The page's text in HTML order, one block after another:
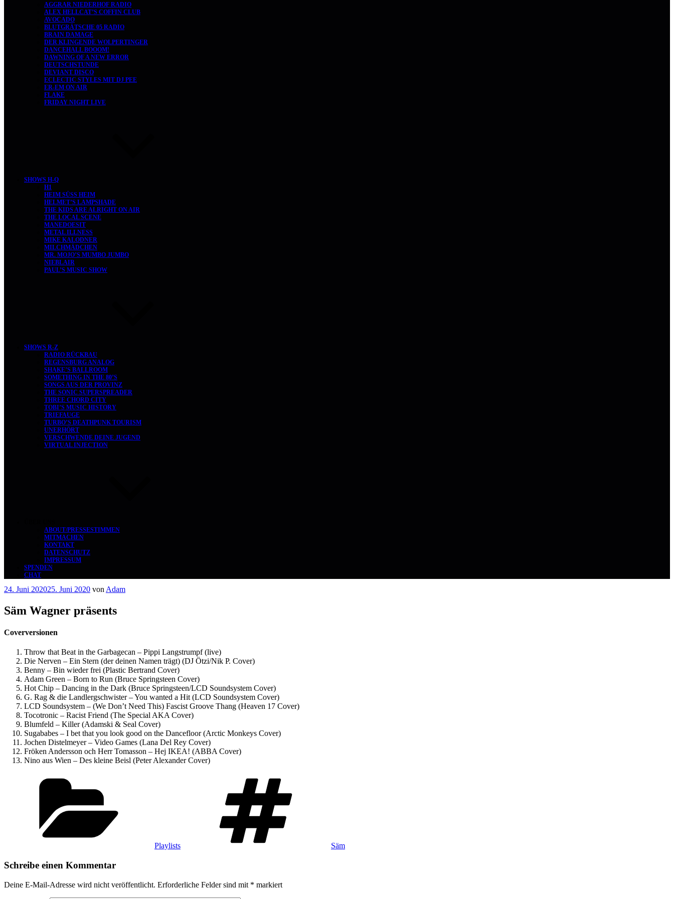
AGGRAR NIEDERHOF RADIO
ALEX HELLCAT’S COFFIN CLUB
AVOCADO
BLUTGRÄTSCHE 05 RADIO
BRAIN DAMAGE
DER KLINGENDE WOLPERTINGER
DANCEHALL BOOOM!
DAWNING OF A NEW ERROR
DEUTSCHSTUNDE
DEVIANT DISCO
ECLECTIC STYLES MIT DJ PEE
ER-EM ON AIR
FLAKE
FRIDAY NIGHT LIVE
SHOWS H-Q
H1
HEIM SÜSS HEIM
HELMET’S LAMPSHADE
THE KIDS ARE ALRIGHT ON AIR
THE LOCAL SCENE
MANEDOESIT
METAL ILLNESS
MIKE KALODNER
MILCHMÄDCHEN
MR. MOJO’S MUMBO JUMBO
NIEBLAIR
PAUL’S MUSIC SHOW
SHOWS R-Z
RADIO RÜCKBAU
REGENSBURG ANALOG
SHAKE’S BALLROOM
SOMETHING IN THE 80’S
SONGS AUS DER PROVINZ
THE SONIC SUPERSPREADER
THREE CHORD CITY
TOBI’S MUSIC HISTORY
TRIEFAUGE
TURBO’S DEATHPUNK TOURISM
UNERHÖRT
VERSCHWENDE DEINE JUGEND
VIRTUAL INJECTION
ABOUT/PRESSESTIMMEN
MITMACHEN
KONTAKT
DATENSCHUTZ
IMPRESSUM
SPENDEN
CHAT
Veröffentlicht
24. Juni 202025. Juni 2020 von Adam
Säm Wagner präsents
Coverversionen
Throw that Beat in the Garbagecan – Pippi Langstrumpf (live)
Die Nerven – Ein Stern (der deinen Namen trägt) (DJ Ötzi/Nik P. Cover)
Benny – Bin wieder frei (Plastic Bertrand Cover)
Adam Green – Born to Run (Bruce Springsteen Cover)
Hot Chip – Dancing in the Dark (Bruce Springsteen/LCD Soundsystem Cover)
G. Rag & die Landlergschwister – You wanted a Hit (LCD Soundsystem Cover)
LCD Soundsystem – (We Don’t Need This) Fascist Groove Thang (Heaven 17 Cover)
Tocotronic – Racist Friend (The Special AKA Cover)
Blumfeld – Killer (Adamski & Seal Cover)
Sugababes – I bet that you look good on the Dancefloor (Arctic Monkeys Cover)
Jochen Distelmeyer – Video Games (Lana Del Rey Cover)
Fröken Andersson och Herr Tomasson – Hej IKEA! (ABBA Cover)
Nino aus Wien – Des kleine Beisl (Peter Alexander Cover)
Playlists Säm
Schreibe einen Kommentar
Deine E-Mail-Adresse wird nicht veröffentlicht. Erforderliche Felder sind mit * markiert